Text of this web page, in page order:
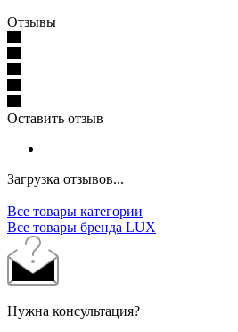
Отзывы
Оставить отзыв
Загрузка отзывов...
Все товары категории
Все товары бренда LUX
Нужна консультация?